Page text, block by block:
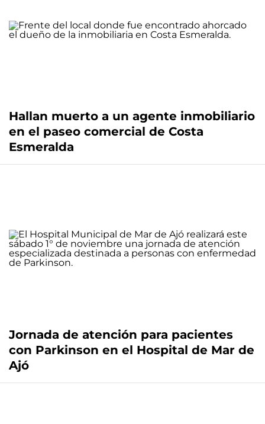
Hallan muerto a un agente inmobiliario
en el paseo comercial de Costa
Esmeralda
Jornada de atención para pacientes
con Parkinson en el Hospital de Mar de
Ajó